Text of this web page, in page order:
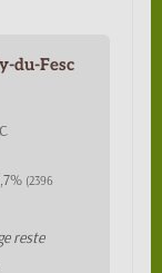
du-Fesc
(2396
reste